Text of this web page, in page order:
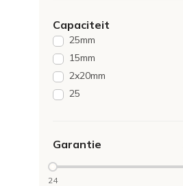
175x1x230
225x120
250x310x25
315x250
Capaciteit
25mm
15mm
2x20mm
25
Garantie
24